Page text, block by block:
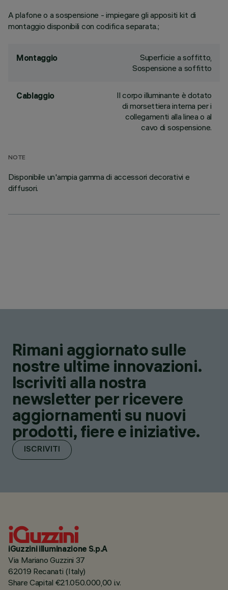
A plafone o a sospensione - impiegare gli appositi kit di
montaggio disponibili con codifica separata.;
Montaggio
Superficie a soffitto,
Sospensione a soffitto
Cablaggio
Il corpo illuminante è dotato
di morsettiera interna per i
collegamenti alla linea o al
cavo di sospensione.
NOTE
Disponibile un'ampia gamma di accessori decorativi e
diffusori.
Rimani aggiornato sulle
nostre ultime innovazioni.
Iscriviti alla nostra
newsletter per ricevere
aggiornamenti su nuovi
prodotti, fiere e iniziative.
ISCRIVITI
iGuzzini illuminazione S.p.A
Via Mariano Guzzini 37
62019 Recanati (Italy)
Share Capital €21.050.000,00 i.v.